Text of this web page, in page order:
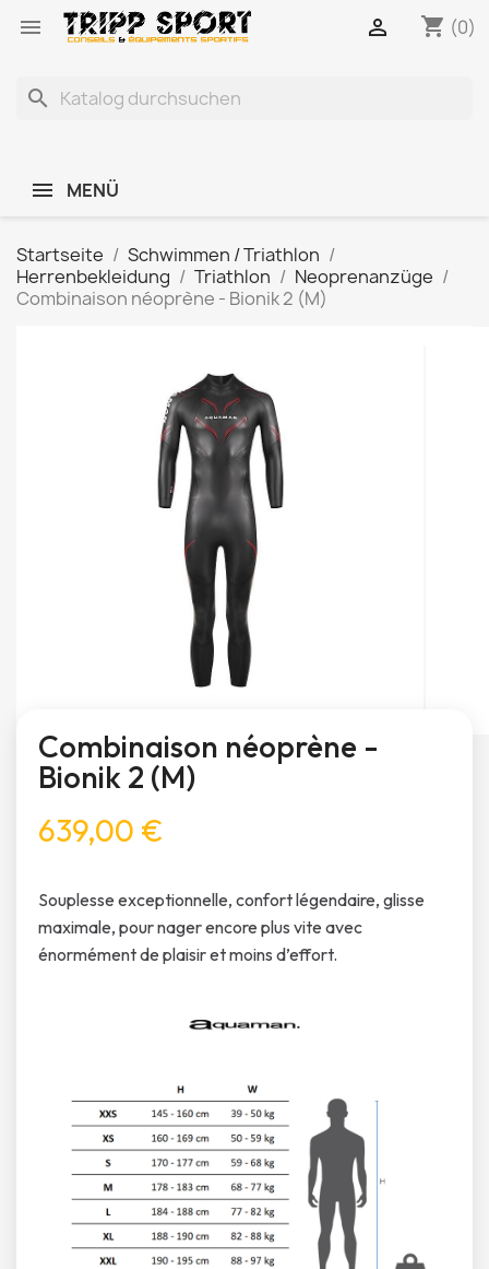
 shopping_cart (0)

search
MENÜ
Startseite
Schwimmen / Triathlon
Herrenbekleidung
Triathlon
Neoprenanzüge
Combinaison néoprène - Bionik 2 (M)
Combinaison néoprène -
Bionik 2 (M)
639,00 €
Souplesse exceptionnelle, confort légendaire, glisse
maximale, pour nager encore plus vite avec
énormément de plaisir et moins d’effort.